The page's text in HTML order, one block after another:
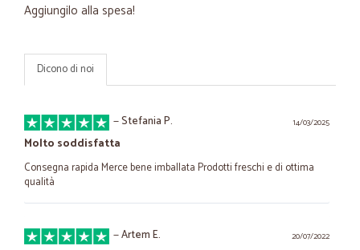
Aggiungilo alla spesa!
Dicono di noi
14/03/2025
—Stefania P.
Molto soddisfatta
Consegna rapida Merce bene imballata Prodotti freschi e di ottima
qualità
20/07/2022
—Artem E.